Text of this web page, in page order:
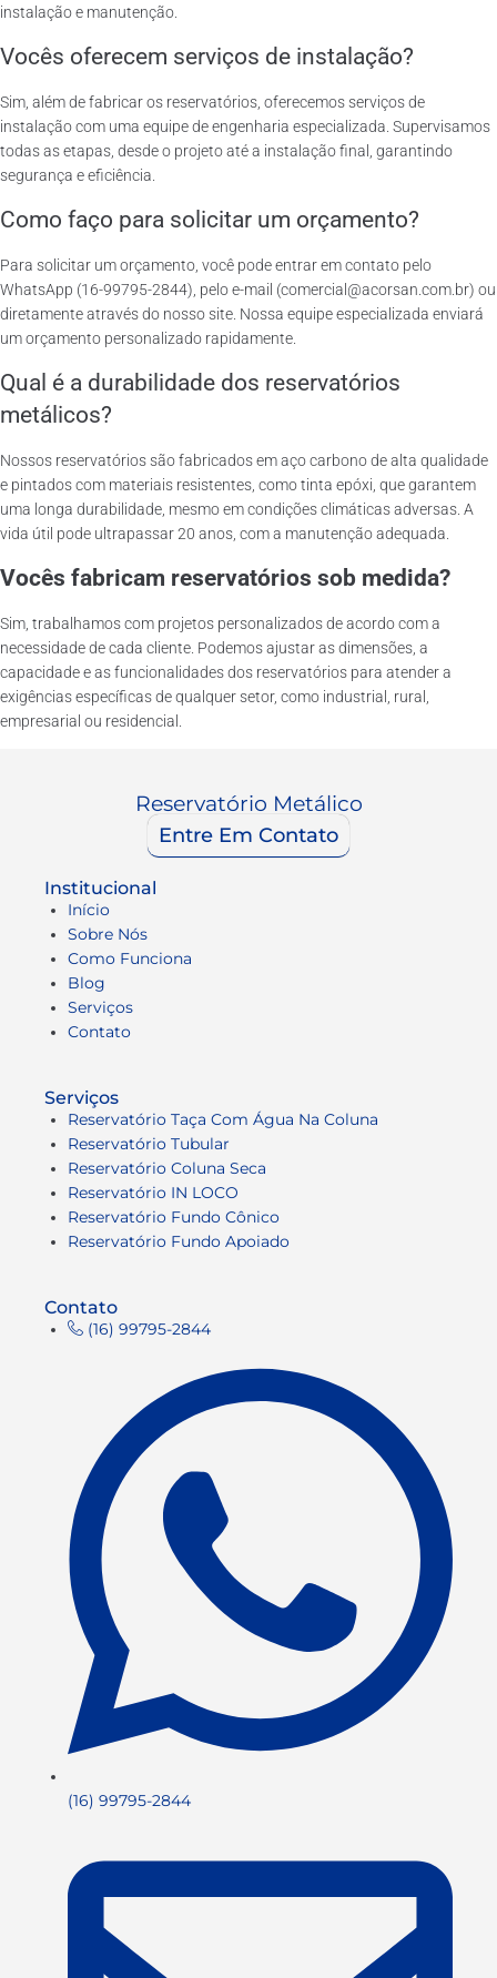
instalação e manutenção.
Vocês oferecem serviços de instalação?
Sim, além de fabricar os reservatórios, oferecemos serviços de
instalação com uma equipe de engenharia especializada. Supervisamos
todas as etapas, desde o projeto até a instalação final, garantindo
segurança e eficiência.
Como faço para solicitar um orçamento?
Para solicitar um orçamento, você pode entrar em contato pelo
WhatsApp (16-99795-2844), pelo e-mail (comercial@acorsan.com.br) ou
diretamente através do nosso site. Nossa equipe especializada enviará
um orçamento personalizado rapidamente.
Qual é a durabilidade dos reservatórios
metálicos?
Nossos reservatórios são fabricados em aço carbono de alta qualidade
e pintados com materiais resistentes, como tinta epóxi, que garantem
uma longa durabilidade, mesmo em condições climáticas adversas. A
vida útil pode ultrapassar 20 anos, com a manutenção adequada.
Vocês fabricam reservatórios sob medida?
Sim, trabalhamos com projetos personalizados de acordo com a
necessidade de cada cliente. Podemos ajustar as dimensões, a
capacidade e as funcionalidades dos reservatórios para atender a
exigências específicas de qualquer setor, como industrial, rural,
empresarial ou residencial.
Reservatório Metálico
Entre Em Contato
Institucional
Início
Sobre Nós
Como Funciona
Blog
Serviços
Contato
Serviços
Reservatório Taça Com Água Na Coluna
Reservatório Tubular
Reservatório Coluna Seca
Reservatório IN LOCO
Reservatório Fundo Cônico
Reservatório Fundo Apoiado
Contato
(16) 99795-2844
(16) 99795-2844